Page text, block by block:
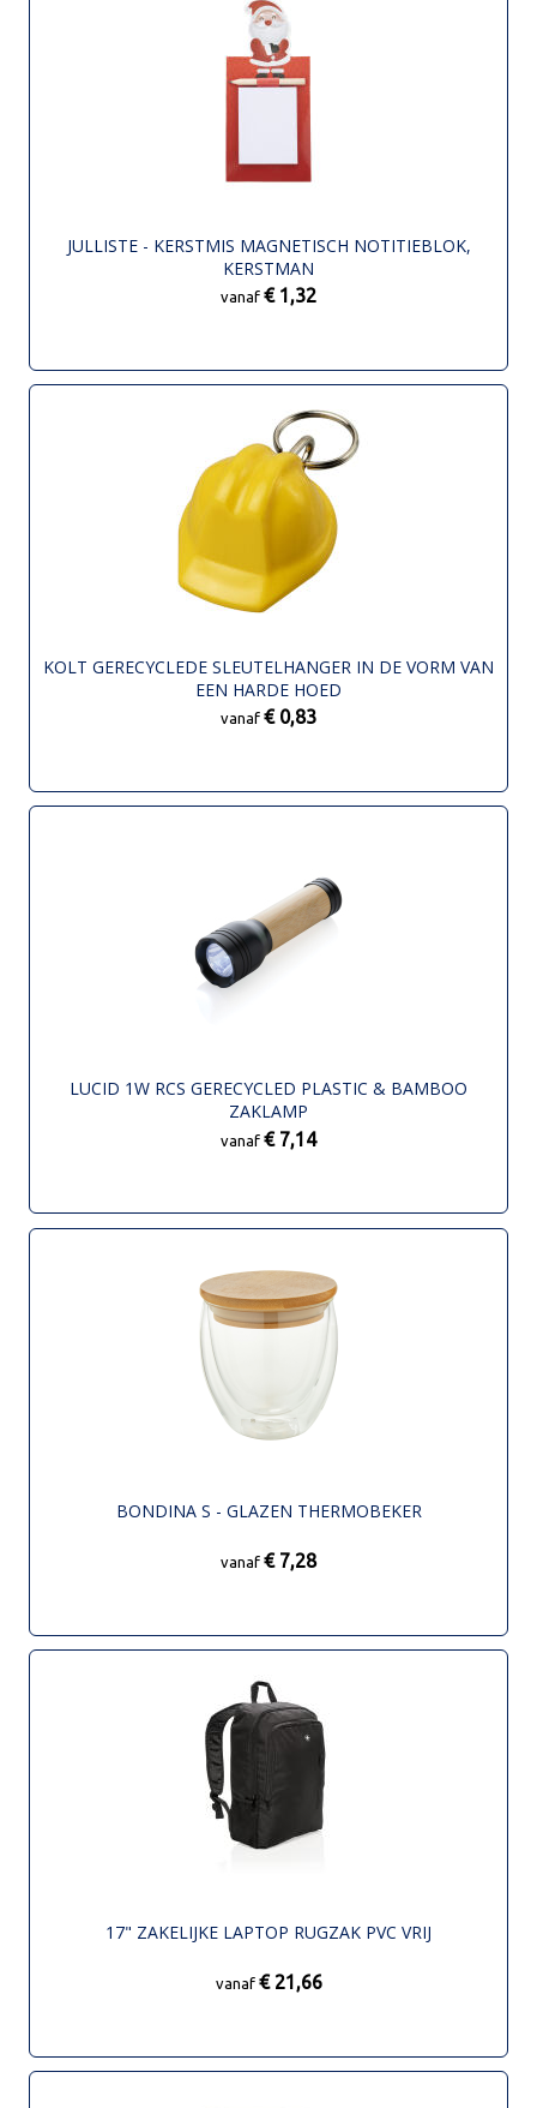
JULLISTE - KERSTMIS MAGNETISCH NOTITIEBLOK,
KERSTMAN
vanaf € 1,32
KOLT GERECYCLEDE SLEUTELHANGER IN DE VORM VAN
EEN HARDE HOED
vanaf € 0,83
LUCID 1W RCS GERECYCLED PLASTIC & BAMBOO
ZAKLAMP
vanaf € 7,14
BONDINA S - GLAZEN THERMOBEKER
vanaf € 7,28
17" ZAKELIJKE LAPTOP RUGZAK PVC VRIJ
vanaf € 21,66